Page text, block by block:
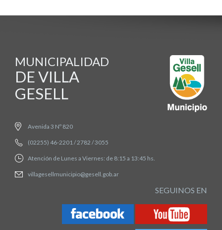
MUNICIPALIDAD
DE VILLA
GESELL
Avenida 3 Nº 820
(02255) 46-2201 / 2782 / 3055
Atención de Lunes a Viernes: de 8:15 a 13:45 hs.
villagesellmunicipio@gesell.gob.ar
SEGUINOS EN